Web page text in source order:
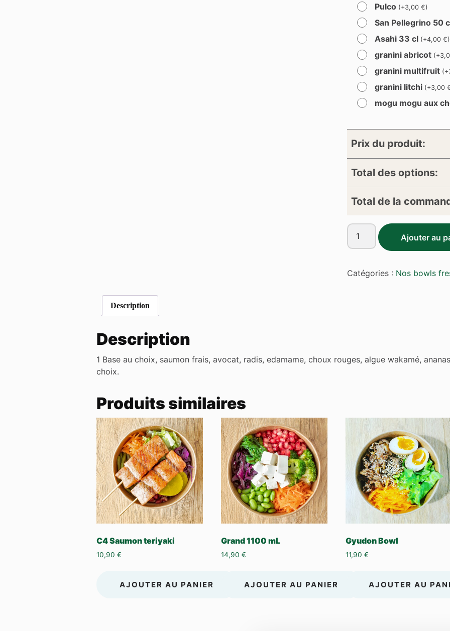
Pulco (+3,00€)
San Pellegrino 50
Asahi 33 cl (+4,00€)
granini abricot (+
granini multifruit (+
granini litchi (+3,00
mogu mogu aux
Prix du produit:
Total des options:
Total de la
quantité
saumon
Ajouter au
Catégories : Nos bowls
Description
Description
1 Base au choix, saumon frais, avocat, radis, edamame, choux rouges, algue wakamé,
choix.
Produits similaires
C4 Saumon teriyaki
10,90 €
AJOUTER AU PANIER
Grand 1100 mL
14,90€
AJOUTER AU PANIER
Gyudon Bowl
11,90€
AJOUTER AU